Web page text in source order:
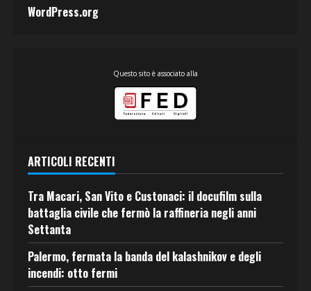
WordPress.org
Questo sito è associato alla
ARTICOLI RECENTI
Tra Macari, San Vito e Custonaci: il docufilm sulla
battaglia civile che fermò la raffineria negli anni
Settanta
Palermo, fermata la banda del kalashnikov e degli
incendi: otto fermi